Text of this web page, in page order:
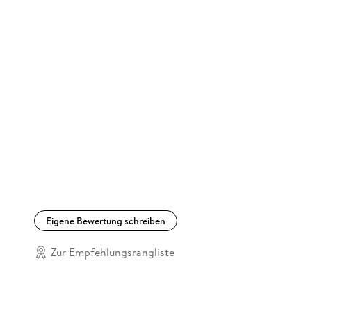
Eigene Bewertung schreiben
Zur Empfehlungsrangliste